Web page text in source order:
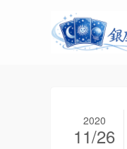
2020
11/26